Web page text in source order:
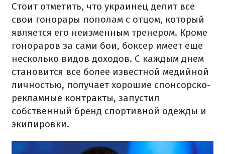
Стоит отметить, что украинец делит все
свои гонорары пополам с отцом, который
является его неизменным тренером. Кроме
гонораров за сами бои, боксер имеет еще
несколько видов доходов. С каждым днем ​​
становится все более известной медийной
личностью, получает хорошие спонсорско-
рекламные контракты, запустил
собственный бренд спортивной одежды и
экипировки.